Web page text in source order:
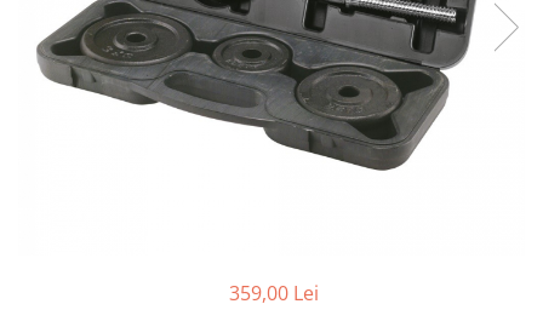
Landouri pentru bebelusi
Scaune auto copii
Camera copilului
Patuturi copii
Patuturi lemn pana la 120 x 60 cm
359,00 Lei